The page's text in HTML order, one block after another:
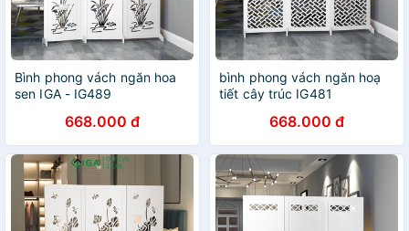
Bình phong vách ngăn hoa
sen IGA - IG489
668.000 đ
bình phong vách ngăn hoạ
tiết cây trúc IG481
668.000 đ